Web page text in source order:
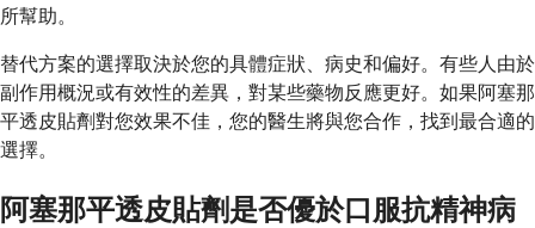
所幫助。
替代方案的選擇取決於您的具體症狀、病史和偏好。有些人由於
副作用概況或有效性的差異，對某些藥物反應更好。如果阿塞那
平透皮貼劑對您效果不佳，您的醫生將與您合作，找到最合適的
選擇。
阿塞那平透皮貼劑是否優於口服抗精神病